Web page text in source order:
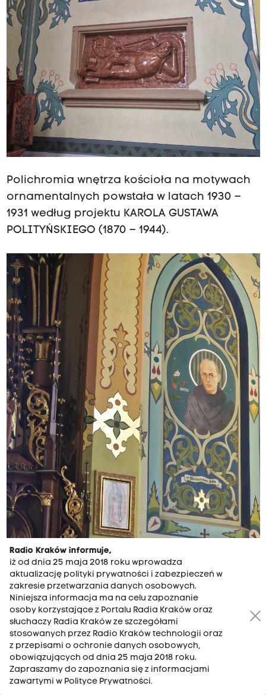
Polichromia wnętrza kościoła na motywach
ornamentalnych powstała w latach 1930 –
1931 według projektu KAROLA GUSTAWA
POLITYŃSKIEGO (1870 – 1944).
Na początku lat 90. XX w jej odnowienie
przeprowadził zespół pod kierunkiem
konserwatora dzieł sztuki, artysty plastyka,
JÓZEFA STANISŁAWA STECA, który jest także
autorem pomnika bł s. Julii Rodzińskiej w
Radio Kraków informuje,
iż od dnia 25 maja 2018 roku wprowadza
aktualizację polityki prywatności i zabezpieczeń w
zakresie przetwarzania danych osobowych.
Niniejsza informacja ma na celu zapoznanie
osoby korzystające z Portalu Radia Kraków oraz
słuchaczy Radia Kraków ze szczegółami
stosowanych przez Radio Kraków technologii oraz
z przepisami o ochronie danych osobowych,
obowiązujących od dnia 25 maja 2018 roku.
Zapraszamy do zapoznania się z informacjami
zawartymi w Polityce Prywatności.